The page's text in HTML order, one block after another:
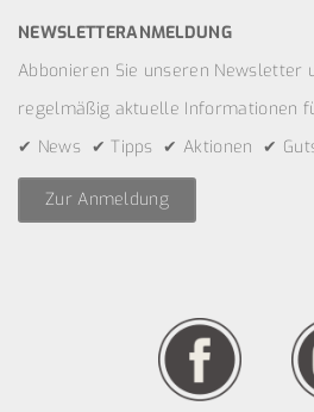
NEWSLETTERANMELDUNG
Abbonieren Sie unseren Newsletter
regelmäßig aktuelle Informationen
✔ News ✔ Tipps ✔ Aktionen ✔
Zur Anmeldung